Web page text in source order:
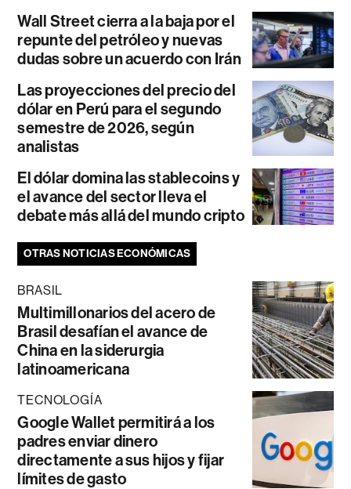
Wall Street cierra a la baja por el
repunte del petróleo y nuevas
dudas sobre un acuerdo con Irán
Las proyecciones del precio del
dólar en Perú para el segundo
semestre de 2026, según
analistas
El dólar domina las stablecoins y
el avance del sector lleva el
debate más allá del mundo cripto
OTRAS NOTICIAS ECONÓMICAS
BRASIL
Multimillonarios del acero de
Brasil desafían el avance de
China en la siderurgia
latinoamericana
TECNOLOGÍA
Google Wallet permitirá a los
padres enviar dinero
directamente a sus hijos y fijar
límites de gasto